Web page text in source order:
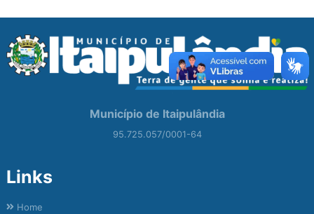
Município de Itaipulândia
95.725.057/0001-64
Links
Home